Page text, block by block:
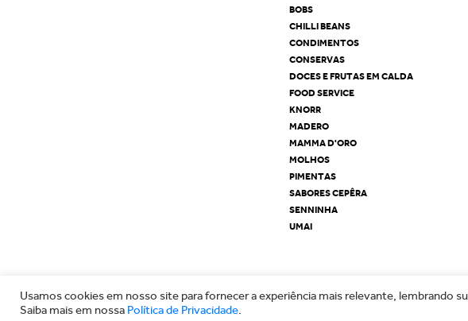
BOBS
CHILLI BEANS
CONDIMENTOS
CONSERVAS
DOCES E FRUTAS EM CALDA
FOOD SERVICE
KNORR
MADERO
MAMMA D'ORO
MOLHOS
PIMENTAS
SABORES CEPÊRA
SENNINHA
UMAI
Usamos cookies em nosso site para fornecer a experiência mais relevante, lembrando
Saiba mais em nossa Política de Privacidade.